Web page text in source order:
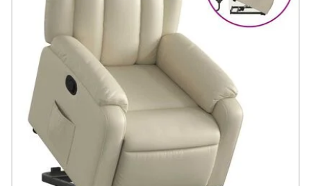
#sharemevidaxl